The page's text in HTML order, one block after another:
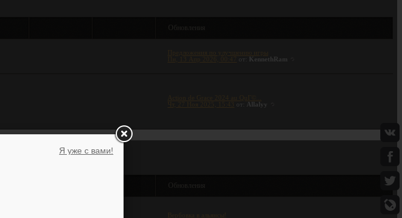
Обновления
от: KennethRam
Чт, 27 Ноя 2025, 15:43
от: Allalyy
Обновления
Я уже с вами!